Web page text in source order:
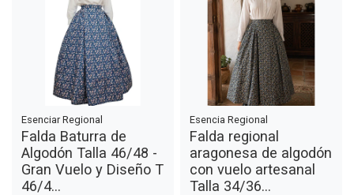
Esenciar Regional
Falda Baturra de
Algodón Talla 46/48 -
Gran Vuelo y Diseño T
46/4...
Esencia Regional
Falda regional
aragonesa de algodón
con vuelo artesanal
Talla 34/36...